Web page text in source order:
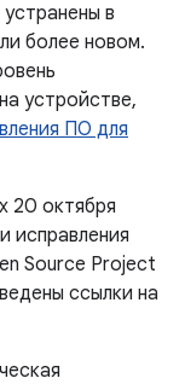
в
более новом.
устройстве,
ПО для
20 октября
исправления
Source Project
ссылки на